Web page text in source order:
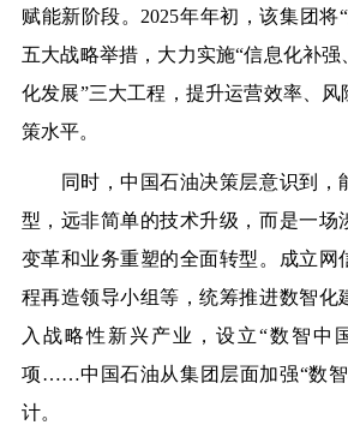
赋能新阶段。2025年年初，该集团将
五大战略举措，大力实施“信息化补
化发展”三大工程，提升运营效率、
策水平。
同时，中国石油决策层意识到，
型，远非简单的技术升级，而是一场
变革和业务重塑的全面转型。成立网
程再造领导小组等，统筹推进数智化
入战略性新兴产业，设立“数智中
项……中国石油从集团层面加强“数
计。